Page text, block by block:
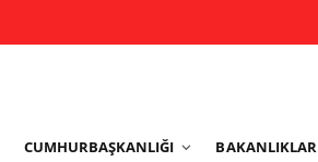
CUMHURBAŞKANLIĞI BAKANLIKLAR